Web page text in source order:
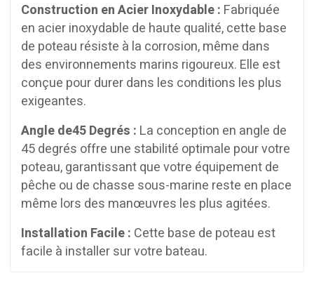
Construction en Acier Inoxydable : Fabriquée
en acier inoxydable de haute qualité, cette base
de poteau résiste à la corrosion, même dans
des environnements marins rigoureux. Elle est
conçue pour durer dans les conditions les plus
exigeantes.
Angle de45 Degrés : La conception en angle de
45 degrés offre une stabilité optimale pour votre
poteau, garantissant que votre équipement de
pêche ou de chasse sous-marine reste en place
même lors des manœuvres les plus agitées.
Installation Facile : Cette base de poteau est
facile à installer sur votre bateau.